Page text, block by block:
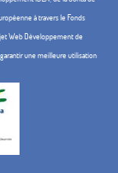
à travers le Fonds
Web Développement de
une meilleure utilisation